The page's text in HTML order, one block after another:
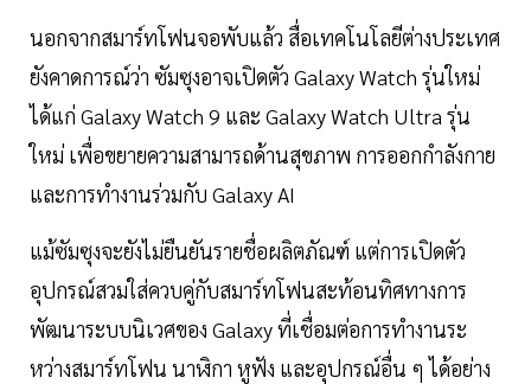
นอกจากสมาร์ทโฟนจอพับแล้ว สื่อเทคโนโลยีต่างประเทศ
ยังคาดการณ์ว่า ซัมซุงอาจเปิดตัว Galaxy Watch รุ่นใหม่
ได้แก่ Galaxy Watch 9 และ Galaxy Watch Ultra รุ่น
ใหม่ เพื่อขยายความสามารถด้านสุขภาพ การออกกำลังกาย
และการทำงานร่วมกับ Galaxy AI
แม้ซัมซุงจะยังไม่ยืนยันรายชื่อผลิตภัณฑ์ แต่การเปิดตัว
อุปกรณ์สวมใส่ควบคู่กับสมาร์ทโฟนสะท้อนทิศทางการ
พัฒนาระบบนิเวศของ Galaxy ที่เชื่อมต่อการทำงานระ
หว่างสมาร์ทโฟน นาฬิกา หูฟัง และอุปกรณ์อื่น ๆ ได้อย่าง